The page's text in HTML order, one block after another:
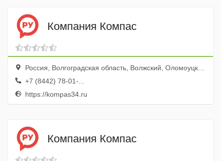
Компания Компас
Россия, Волгоградская область, Волжский, Оломоуцкая улица, 35, оф. 1
+7 (8442) 78-01-...
https://kompas34.ru
Компания Компас